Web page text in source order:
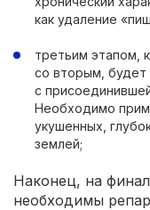
как удаление
третьим этапом,
со вторым, будет
с
Необходимо
укушенных,
землей;
Наконец, на
необходимы